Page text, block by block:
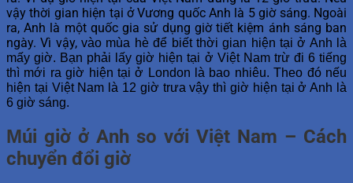
vậy thời gian hiện tại ở Vương quốc Anh là 5 giờ sáng. Ngoài
ra, Anh là một quốc gia sử dụng giờ tiết kiệm ánh sáng ban
ngày. Vì vậy,vào mùa hè để biết thời gian hiện tại ở Anh là
mấy giờ. Bạn phải lấy giờ hiện tại ở Việt Nam trừ đi 6 tiếng
thì mới ra giờ hiện tại ở London là bao nhiêu. Theo đó nếu
hiện tại Việt Nam là 12 giờ trưa vậy thì giờ hiện tại ở Anh là
6 giờ sáng.
Múi giờ ở Anh so với Việt Nam – Cách
chuyển đổi giờ